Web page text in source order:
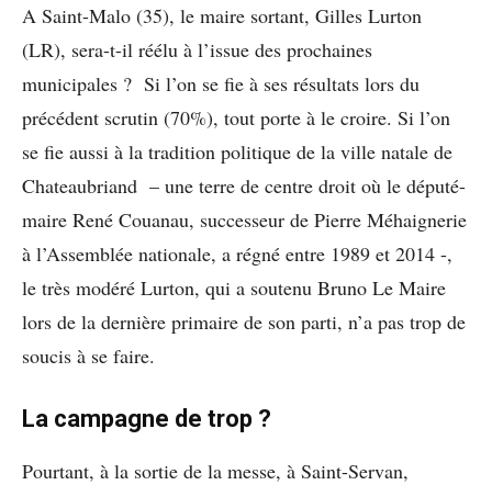
A Saint-Malo (35), le maire sortant, Gilles Lurton
(LR), sera-t-il réélu à l’issue des prochaines
municipales ? Si l’on se fie à ses résultats lors du
précédent scrutin (70%), tout porte à le croire. Si l’on
se fie aussi à la tradition politique de la ville natale de
Chateaubriand – une terre de centre droit où le député-
maire René Couanau, successeur de Pierre Méhaignerie
à l’Assemblée nationale, a régné entre 1989 et 2014 -,
le très modéré Lurton, qui a soutenu Bruno Le Maire
lors de la dernière primaire de son parti, n’a pas trop de
soucis à se faire.
La campagne de trop ?
Pourtant, à la sortie de la messe, à Saint-Servan,